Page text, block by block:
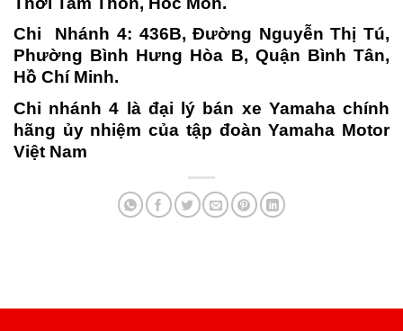
Chi Nhánh 4: 436B, Đường Nguyễn Thị Tú,
Phường Bình Hưng Hòa B, Quận Bình Tân,
Hồ Chí Minh.
Chi nhánh 4 là đại lý bán xe Yamaha chính
hãng ủy nhiệm của tập đoàn Yamaha Motor
Việt Nam